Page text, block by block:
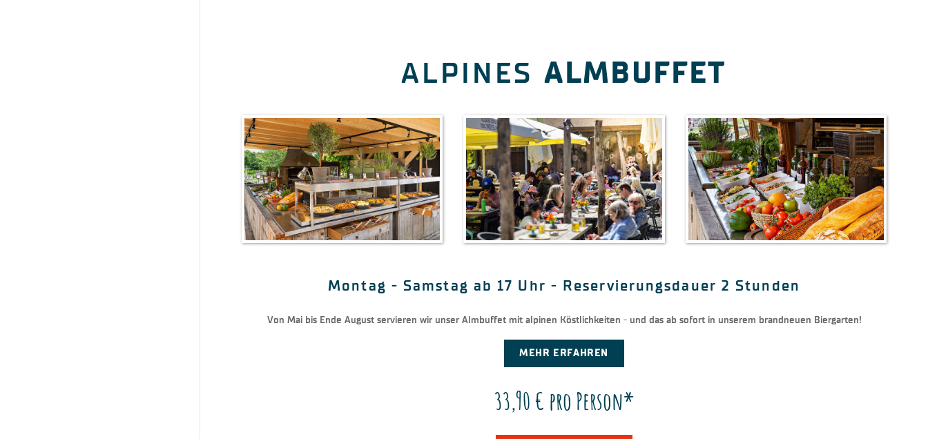
ALPINES ALMBUFFET
Montag - Samstag ab 17 Uhr - Reservierungsdauer 2 Stunden
Von Mai bis Ende August servieren wir unser Almbuffet mit alpinen Köstlichkeiten - und das ab sofort in unserem brandneuen Biergarten!
MEHR ERFAHREN
33,90 € pro Person*